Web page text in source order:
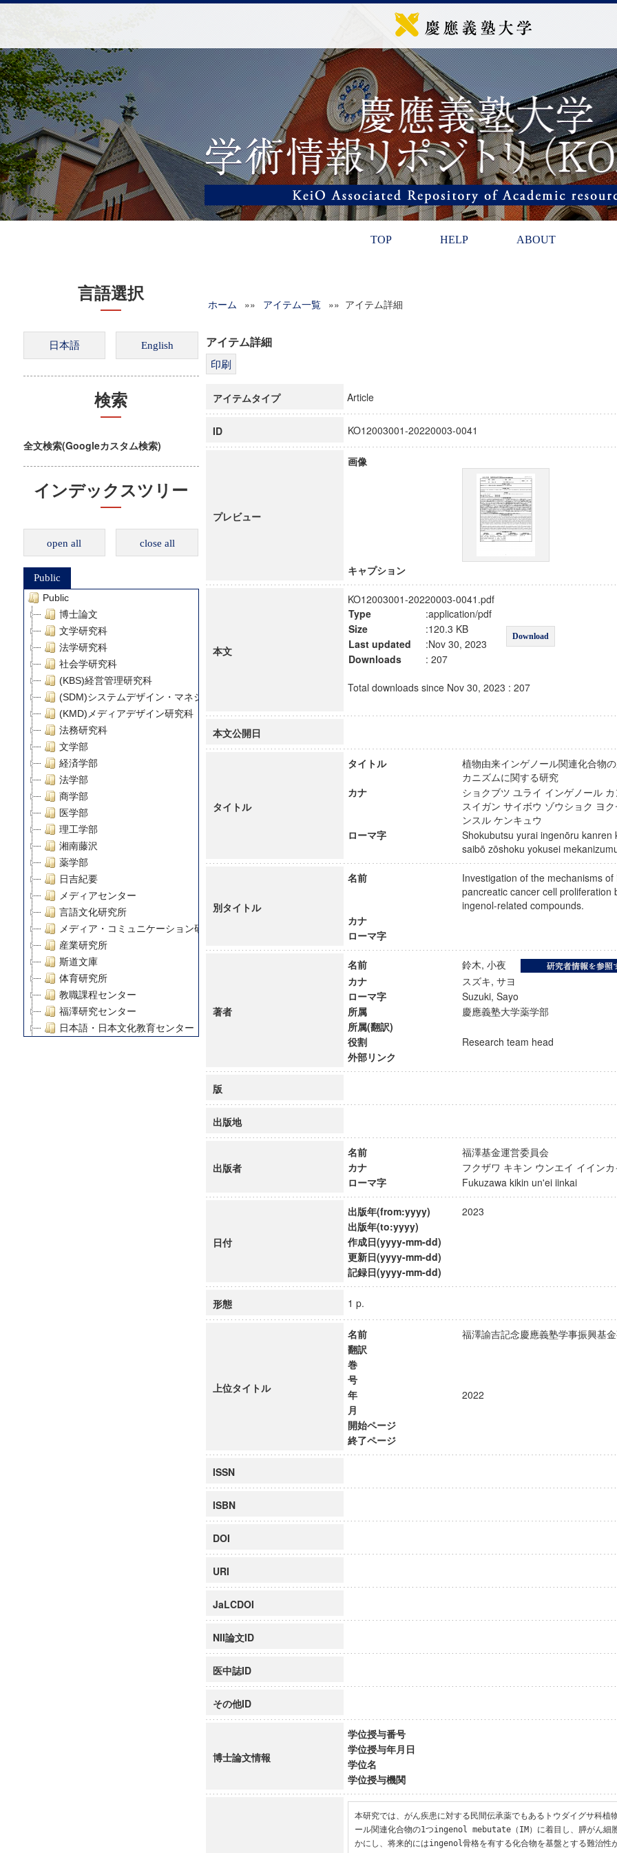
TOP HELP ABOUT
言語選択
検索
全文検索(Googleカスタム検索)
インデックスツリー
open all close all
Public
Public
博士論文
文学研究科
法学研究科
社会学研究科
(KBS)経営管理研究科
(SDM)システムデザイン・マネジメント研究科
(KMD)メディアデザイン研究科
法務研究科
文学部
経済学部
法学部
商学部
医学部
理工学部
湘南藤沢
薬学部
日吉紀要
メディアセンター
言語文化研究所
メディア・コミュニケーション研究所
産業研究所
斯道文庫
体育研究所
教職課程センター
福澤研究センター
日本語・日本文化教育センター
グローバルリサーチインスティテュート
慶應義塾大学グローバルCOEプログラム市民社会ガバナンス教育研究センター
慶應義塾大学グローバルCOEプログラム論理と感性の先端的教育研究拠点
ホーム »» アイテム一覧 »» アイテム詳細
アイテム詳細
アイテムタイプ Article
ID KO12003001-20220003-0041
プレビュー
画像
キャプション
本文
KO12003001-20220003-0041.pdf
Type
:application/pdf
Download
Size
:120.3 KB
Last updated
:Nov 30, 2023
Downloads
: 207
Total downloads since Nov 30, 2023 : 207
本文公開日
タイトル
タイトル
植物由来インゲノール関連化合物
カニズムに関する研究
カナ
ショクブツ ユライ インゲノール
スイガン サイボウ ゾウショク ヨ
ンスル ケンキュウ
ローマ字
Shokubutsu yurai ingenōru kanren
saibō zōshoku yokusei
別タイトル
名前
Investigation of the mechanisms
pancreatic cancer cell proliferation
ingenol-related compounds.
カナ
ローマ字
著者
名前
鈴木, 小夜
カナ
スズキ, サヨ
ローマ字
Suzuki, Sayo
所属
慶應義塾大学薬学部
所属(翻訳)
役割
Research team head
外部リンク
版
出版地
出版者
名前
福澤基金運営委員会
カナ
フクザワ キキン ウンエイ イイ
ローマ字
Fukuzawa kikin un'ei iinkai
日付
出版年(from:yyyy)
2023
出版年(to:yyyy)
作成日(yyyy-mm-dd)
更新日(yyyy-mm-dd)
記録日(yyyy-mm-dd)
形態 1 p.
上位タイトル
名前
福澤諭吉記念慶應義塾学事振興
翻訳
巻
号
年
2022
月
開始ページ
終了ページ
ISSN
ISBN
DOI
URI
JaLCDOI
NII論文ID
医中誌ID
その他ID
博士論文情報
学位授与番号
学位授与年月日
学位名
学位授与機関
本研究では、がん疾患に対する民間伝承薬でもあるトウダイグサ科植
ール関連化合物の1つingenol mebutate（IM）に着目し、膵がん細
かにし、将来的にはingenol骨格を有する化合物を基盤とする難治性